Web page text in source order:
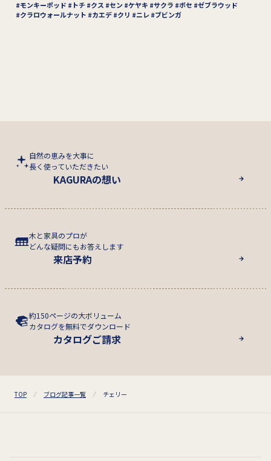
モンキーポッド
トチ クス セン ケヤキ サクラ ボセ
ゼブラウッド
クラロウォールナット
カエデ クリ ニレ ブビンガ
自然の恵みを大事に
長く使っていただきたい
KAGURAの想い
木と家具のプロが
どんな疑問にもお答えします
来店予約
約150ページの大ボリューム
カタログを無料でダウンロード
カタログご請求
TOP ブログ記事一覧 チェリー